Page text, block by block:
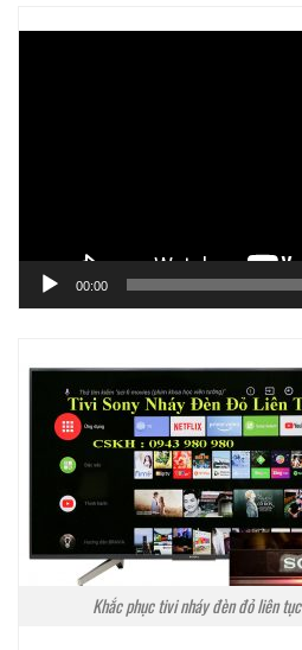
00:00
Khắc phục tivi nháy đèn đỏ liên tục